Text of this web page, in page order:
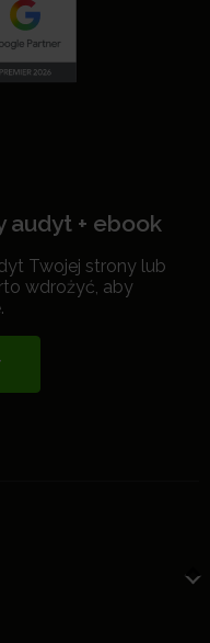
audyt + ebook
Twojej strony lub
wdrożyć, aby